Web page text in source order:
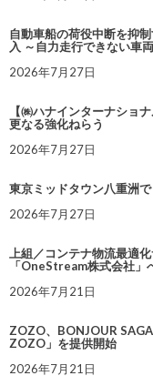
自動車船の荷役中断を抑
入 ～自力走行できない車
2026年7月27日
【㈱ハナインターナショ
更なる強化ねらう
2026年7月27日
東京ミッドタウン八重洲
2026年7月27日
上組／コンテナ物流最適
「OneStream株式会社」
2026年7月21日
ZOZO、BONJOUR
ZOZO」を提供開始
2026年7月21日